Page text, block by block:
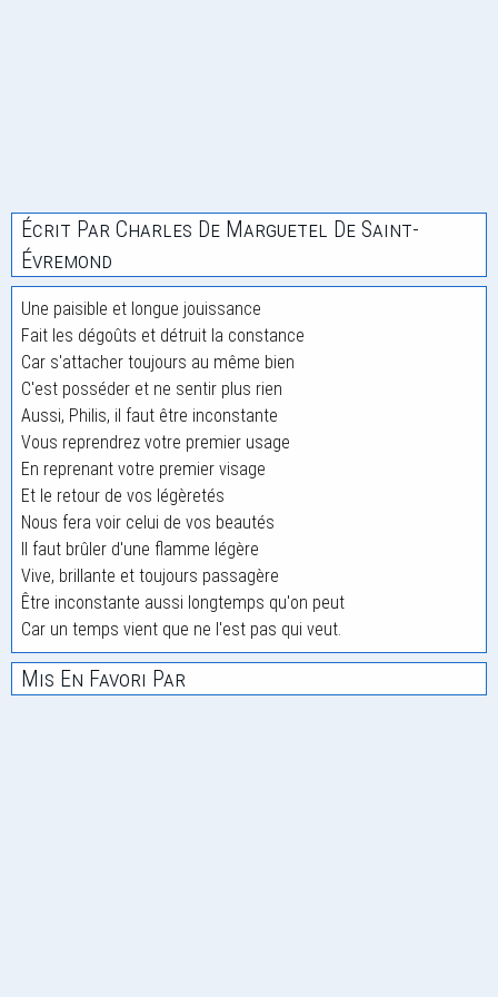
Écrit Par Charles De Marguetel De Saint-
Évremond
Une paisible et longue jouissance
Fait les dégoûts et détruit la constance
Car s'attacher toujours au même bien
C'est posséder et ne sentir plus rien
Aussi, Philis, il faut être inconstante
Vous reprendrez votre premier usage
En reprenant votre premier visage
Et le retour de vos légèretés
Nous fera voir celui de vos beautés
Il faut brûler d'une flamme légère
Vive, brillante et toujours passagère
Être inconstante aussi longtemps qu'on peut
Car un temps vient que ne l'est pas qui veut.
Mis En Favori Par